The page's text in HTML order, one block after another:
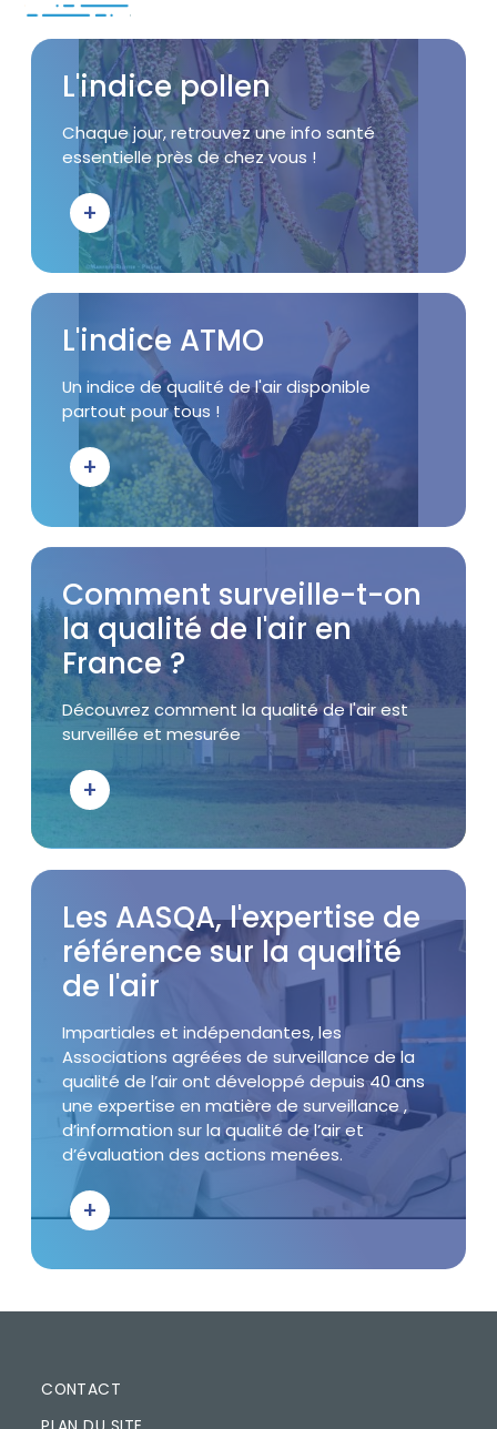
Visuel
Titre
L'indice pollen
Accroche
Chaque jour, retrouvez une info santé
essentielle près de chez vous !
+
Bouton d'action
Visuel
Titre
L'indice ATMO
Accroche
Un indice de qualité de l'air disponible
partout pour tous !
+
Bouton d'action
Visuel
Titre
Comment surveille-t-on
la qualité de l'air en
France ?
Accroche
Découvrez comment la qualité de l'air est
surveillée et mesurée
+
Bouton d'action
Visuel
Titre
Les AASQA, l'expertise de
référence sur la qualité
de l'air
Accroche
Impartiales et indépendantes, les
Associations agréées de surveillance de la
qualité de l’air ont développé depuis 40 ans
une expertise en matière de surveillance ,
d’information sur la qualité de l’air et
d’évaluation des actions menées.
+
Bouton d'action
PIED DE PAGE
CONTACT